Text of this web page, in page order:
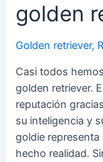
golden
Golden retriever,
Casi todos
golden retriever.
reputación
su inteligencia y
goldie representa
hecho realidad.